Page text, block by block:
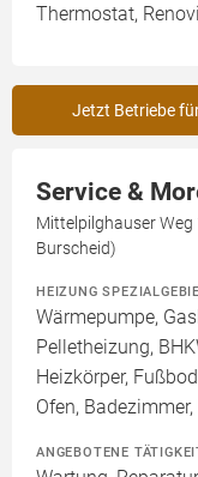
Thermostat,
Jetzt Betriebe
Service &
Mittelpilghauser Weg
Burscheid)
HEIZUNG
Wärmepumpe,
Pelletheizung,
Heizkörper,
Ofen,
ANGEBOTENE